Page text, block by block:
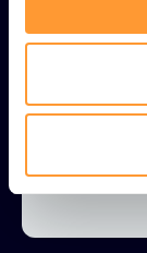
passant
services
à chaque